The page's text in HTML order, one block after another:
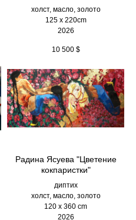
холст, масло, золото
125 х 220cm
2026
10 500 $
Радина Ясуева "Цветение
кокпаристки"
диптих
холст, масло, золото
120 х 360 cm
2026